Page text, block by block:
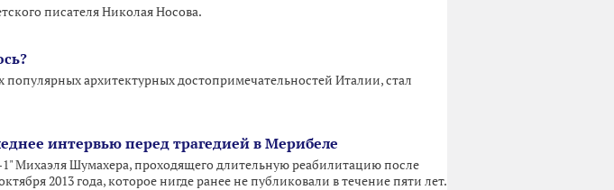
писателя Николая Носова.
архитектурных достопримечательностей Италии, стал
интервью перед трагедией в Мерибеле
Михаэля Шумахера, проходящего длительную реабилитацию после
2013 года, которое нигде ранее не публиковали в течение пяти лет.